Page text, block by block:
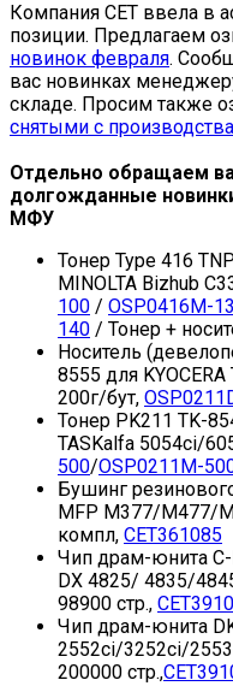
Компания CET ввела в
позиции. Предлагаем
новинок февраля.
вас новинках
складе. Просим также
снятыми с
Отдельно обращаем
долгожданные
МФУ
Тонер Type 416
MINOLTA Bizhub
100 / OSP0416M-
140 / Тонер +
Носитель
8555 для
200г/бут,
Тонер PK211 TK-
TASKalfa 5054ci/
500/OSP0211M-
Бушинг
MFP M377/M477/
компл, CET361085
Чип драм-юнита C-
DX 4825/ 4835/
98900 стр.,
Чип драм-юнита
2552ci/3252ci/
200000 стр.,